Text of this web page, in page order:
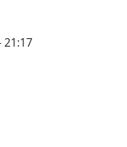
21:17